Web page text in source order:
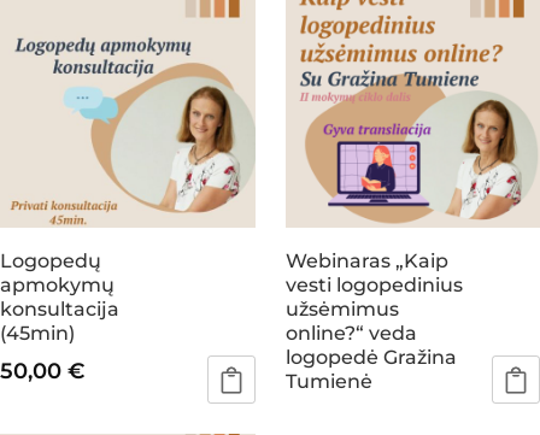
29,90 €.
Logopedų
apmokymų
konsultacija
(45min)
50,00 €
Webinaras „Kaip
vesti logopedinius
užsėmimus
online?“ veda
logopedė Gražina
Tumienė